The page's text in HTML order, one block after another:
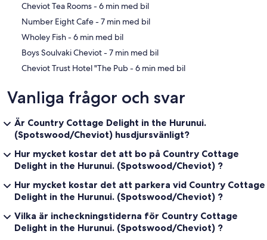
‪Cheviot Tea Rooms - ‬6 min med bil
‪Number Eight Cafe - ‬7 min med bil
‪Wholey Fish - ‬6 min med bil
‪Boys Soulvaki Cheviot - ‬7 min med bil
‪Cheviot Trust Hotel "The Pub - ‬6 min med bil
Vanliga frågor och svar
Är Country Cottage Delight in the Hurunui.
(Spotswood/Cheviot) husdjursvänligt?
Hur mycket kostar det att bo på Country Cottage
Delight in the Hurunui. (Spotswood/Cheviot) ?
Hur mycket kostar det att parkera vid Country Cottage
Delight in the Hurunui. (Spotswood/Cheviot) ?
Vilka är incheckningstiderna för Country Cottage
Delight in the Hurunui. (Spotswood/Cheviot) ?